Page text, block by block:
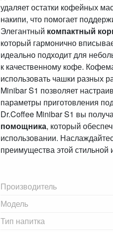
удаляет остатки кофейных
накипи, что помогает
Элегантный компактный
который гармонично
идеально подходит для
к качественному кофе.
использовать чашки разных
Minibar S1 позволяет
параметры приготовления
Dr.Coffee Minibar S1 вы
помощника, который
использовании.
преимущества этой
Производитель
Модель
Тип напитка